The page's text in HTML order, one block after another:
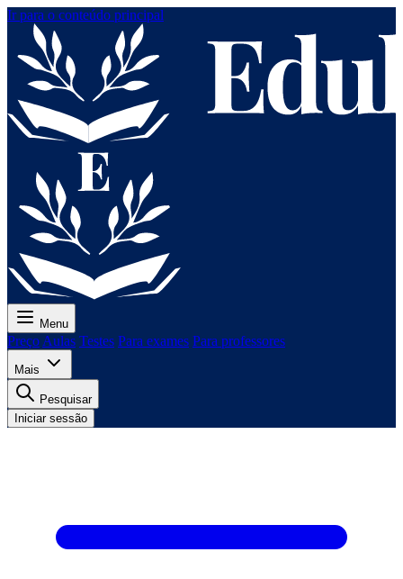
Ir para o conteúdo principal
Menu
Preço Aulas Testes Para exames Para professores
Mais
Pesquisar
Iniciar sessão